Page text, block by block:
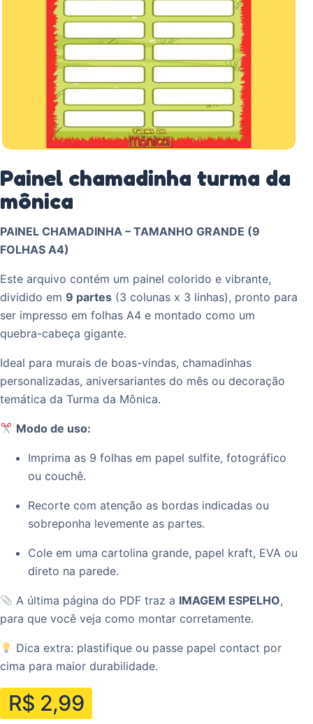
Painel chamadinha turma da
mônica
PAINEL CHAMADINHA – TAMANHO GRANDE (9
FOLHAS A4)
Este arquivo contém um painel colorido e vibrante,
dividido em 9 partes (3 colunas x 3 linhas), pronto para
ser impresso em folhas A4 e montado como um
quebra-cabeça gigante.
Ideal para murais de boas-vindas, chamadinhas
personalizadas, aniversariantes do mês ou decoração
temática da Turma da Mônica.
Modo de uso:
Imprima as 9 folhas em papel sulfite, fotográfico
ou couchê.
Recorte com atenção as bordas indicadas ou
sobreponha levemente as partes.
Cole em uma cartolina grande, papel kraft, EVA ou
direto na parede.
A última página do PDF traz a IMAGEM ESPELHO,
para que você veja como montar corretamente.
Dica extra: plastifique ou passe papel contact por
cima para maior durabilidade.
R$ 2,99